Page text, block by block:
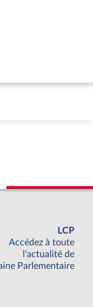
LCP
Accédez à toute
l'actualité de
Parlementaire